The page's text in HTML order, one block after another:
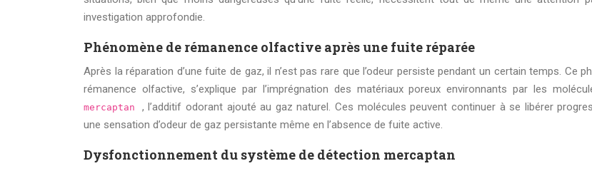
investigation approfondie.
Phénomène de rémanence olfactive après une fuite réparée
Après la réparation d’une fuite de gaz, il n’est pas rare que l’odeur persiste pendant un certain temps. Ce
rémanence olfactive, s’explique par l’imprégnation des matériaux poreux environnants par les
mercaptan , l’additif odorant ajouté au gaz naturel. Ces molécules peuvent continuer à se libérer
une sensation d’odeur de gaz persistante même en l’absence de fuite active.
Dysfonctionnement du système de détection mercaptan